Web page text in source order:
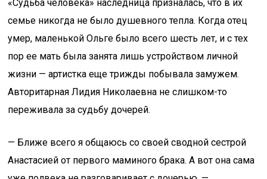
«Судьба человека» наследница призналась, что в их
семье никогда не было душевного тепла. Когда отец
умер, маленькой Ольге было всего шесть лет, и с тех
пор ее мать была занята лишь устройством личной
жизни — артистка еще трижды побывала замужем.
Авторитарная Лидия Николаевна не слишком-то
переживала за судьбу дочерей.
— Ближе всего я общаюсь со своей сводной сестрой
Анастасией от первого маминого брака. А вот она сама